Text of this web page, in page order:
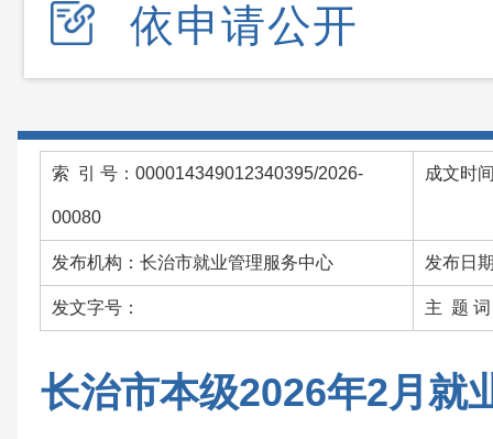
依申请公开
索 引 号：000014349012340395/2026-
00080
成文时
发布机构：长治市就业管理服务中心 发布日
发文字号： 主 题 词
长治市本级2026年2月就